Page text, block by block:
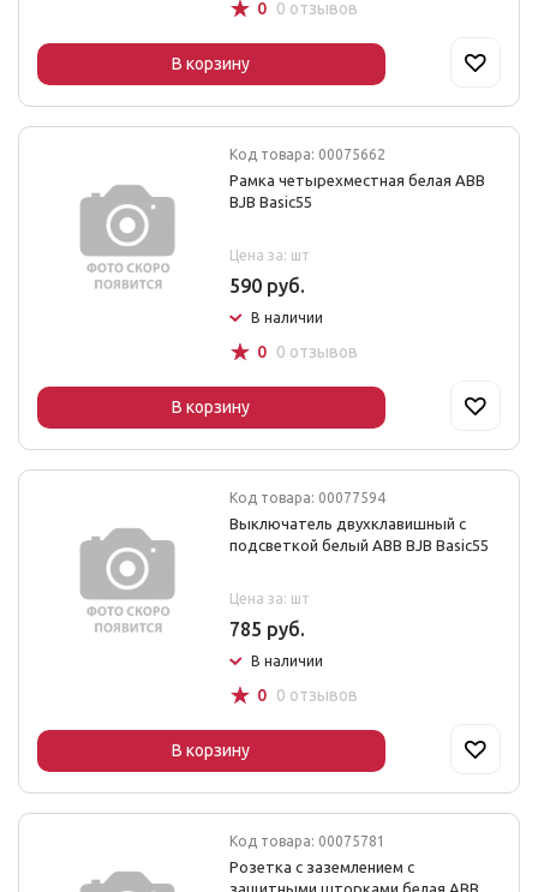
☆ 0 0 отзывов
В корзину
Код товара: 00075662
Рамка четырехместная белая ABB
BJB Basic55
Цена за: шт
590 руб.
В наличии
☆ 0 0 отзывов
В корзину
Код товара: 00077594
Выключатель двухклавишный с
подсветкой белый ABB BJB Basic55
Цена за: шт
785 руб.
В наличии
☆ 0 0 отзывов
В корзину
Код товара: 00075781
Розетка с заземлением с
защитными шторками белая ABB